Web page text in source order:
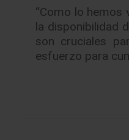
“Como lo hemos
la disponibilidad
son cruciales
esfuerzo para